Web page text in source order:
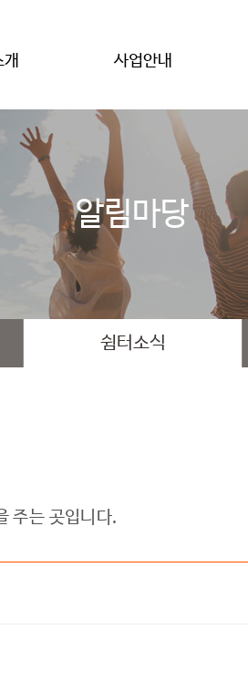
사업안내
알림마당
쉼터소식
주는 곳입니다.